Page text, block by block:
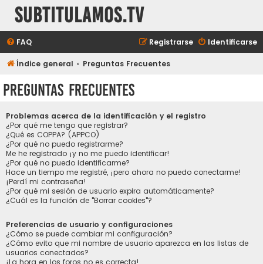
subtitulamos.tv
FAQ Identificarse
Registrarse
Índice general Preguntas Frecuentes
Preguntas Frecuentes
Problemas acerca de la identificación y el registro
¿Por qué me tengo que registrar?
¿Qué es COPPA? (APPCO)
¿Por qué no puedo registrarme?
Me he registrado ¡y no me puedo identificar!
¿Por qué no puedo identificarme?
Hace un tiempo me registré, ¡pero ahora no puedo conectarme!
¡Perdí mi contraseña!
¿Por qué mi sesión de usuario expira automáticamente?
¿Cuál es la función de "Borrar cookies"?
Preferencias de usuario y configuraciones
¿Cómo se puede cambiar mi configuración?
¿Cómo evito que mi nombre de usuario aparezca en las listas de
usuarios conectados?
¡La hora en los foros no es correcta!